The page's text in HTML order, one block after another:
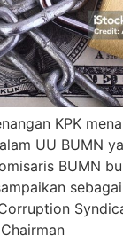
KPK
UU BUMN
BUMN